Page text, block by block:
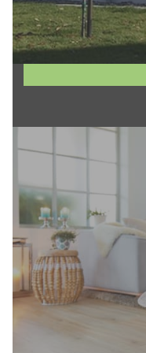
Entdecken Sie
Zuhause mit
fugenloser
Teppichen